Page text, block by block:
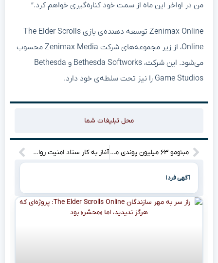
من در اواخر این ماه از سمت خود کناره‌گیری خواهم کرد.”
Zenimax Online توسعه دهنده‌ی بازی The Elder Scrolls
Online، از زیر مجموعه‌های شرکت Zenimax Media محسوب
می‌شود. این شرکت، Bethesda Softworks و Bethesda
Game Studios را نیز تحت سلطه‌ی خود دارد.
محل تبلیغات شما
مبئومو ۶۳ میلیون پوندی می‌ارزه؟ از برنتفورد بپرسید! آغاز به کار ستاد امنیت روان در کشور
آگهی فردا